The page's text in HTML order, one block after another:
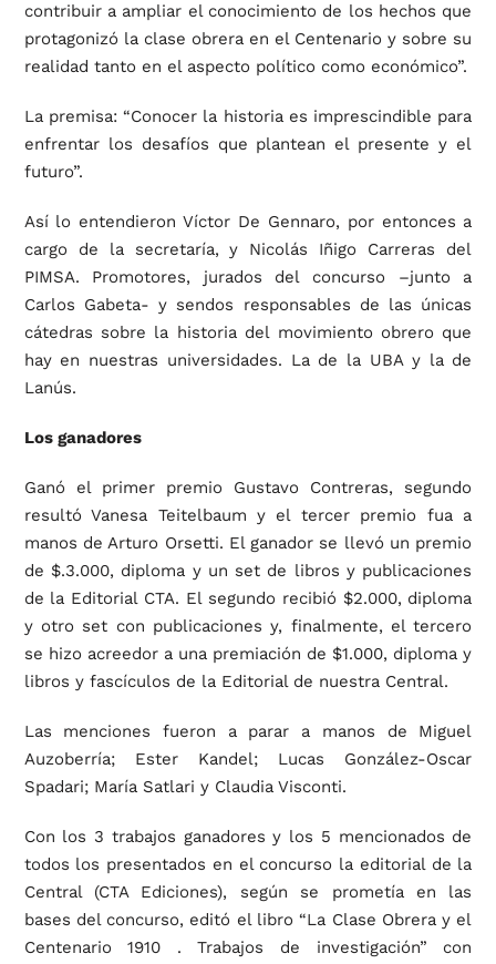
contribuir a ampliar el conocimiento de los hechos que
protagonizó la clase obrera en el Centenario y sobre su
realidad tanto en el aspecto político como económico”.
La premisa: “Conocer la historia es imprescindible para
enfrentar los desafíos que plantean el presente y el
futuro”.
Así lo entendieron Víctor De Gennaro, por entonces a
cargo de la secretaría, y Nicolás Iñigo Carreras del
PIMSA. Promotores, jurados del concurso –junto a
Carlos Gabeta- y sendos responsables de las únicas
cátedras sobre la historia del movimiento obrero que
hay en nuestras universidades. La de la UBA y la de
Lanús.
Los ganadores
Ganó el primer premio Gustavo Contreras, segundo
resultó Vanesa Teitelbaum y el tercer premio fua a
manos de Arturo Orsetti. El ganador se llevó un premio
de $.3.000, diploma y un set de libros y publicaciones
de la Editorial CTA. El segundo recibió $2.000, diploma
y otro set con publicaciones y, finalmente, el tercero
se hizo acreedor a una premiación de $1.000, diploma y
libros y fascículos de la Editorial de nuestra Central.
Las menciones fueron a parar a manos de Miguel
Auzoberría; Ester Kandel; Lucas González-Oscar
Spadari; María Satlari y Claudia Visconti.
Con los 3 trabajos ganadores y los 5 mencionados de
todos los presentados en el concurso la editorial de la
Central (CTA Ediciones), según se prometía en las
bases del concurso, editó el libro “La Clase Obrera y el
Centenario 1910 . Trabajos de investigación” con